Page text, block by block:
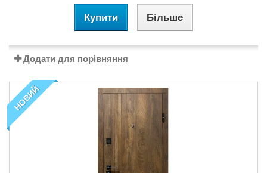
Купити Більше
Додати для порівняння
НОВИЙ